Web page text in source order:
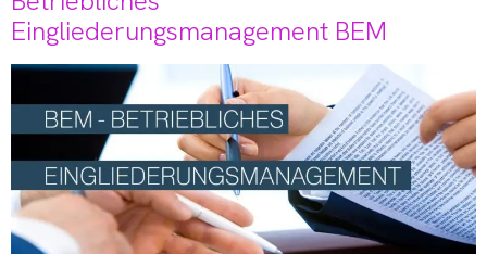
Eingliederungsmanagement BEM